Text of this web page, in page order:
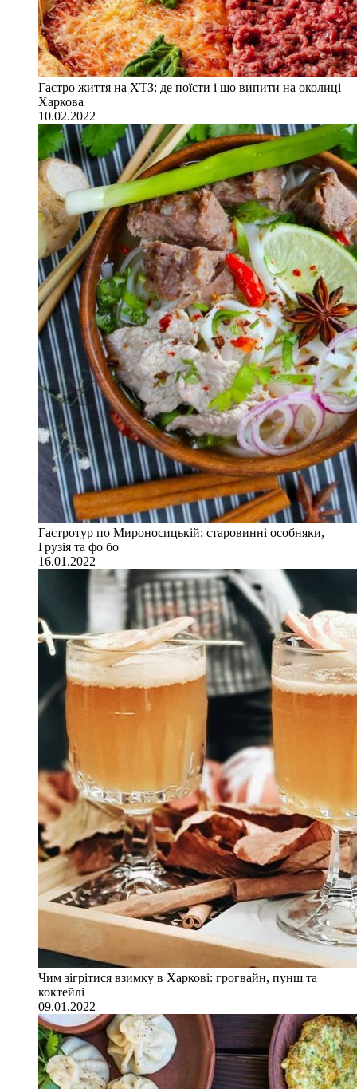
Гастро життя на ХТЗ: де поїсти і що випити на околиці
Харкова
10.02.2022
Гастротур по Мироносицькій: старовинні особняки,
Грузія та фо бо
16.01.2022
Чим зігрітися взимку в Харкові: грогвайн, пунш та
коктейлі
09.01.2022